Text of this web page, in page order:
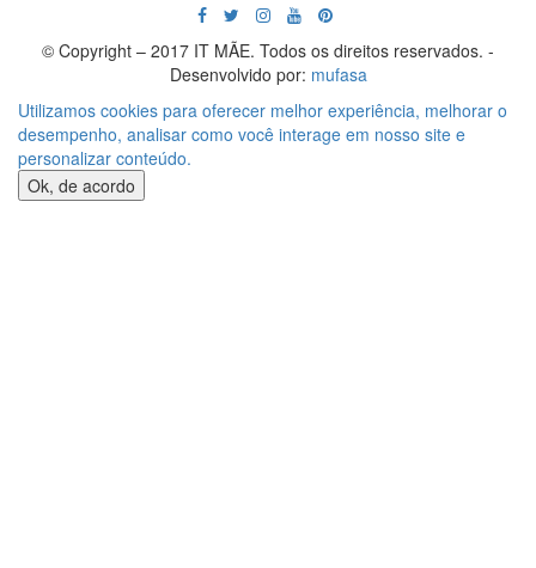
© Copyright – 2017 IT MÃE. Todos os direitos reservados. -
Desenvolvido por: mufasa
Utilizamos cookies para oferecer melhor experiência, melhorar o
desempenho, analisar como você interage em nosso site e
personalizar conteúdo.
Ok, de acordo